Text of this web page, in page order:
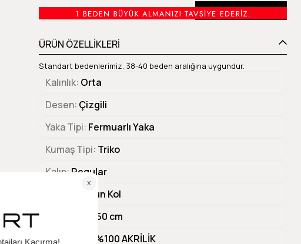
Beden Tablosu
ÜRÜN ÖZELLİKLERİ
Standart bedenlerimiz, 38-40 beden aralığına uygundur.
Kalınlık Orta
Desen Çizgili
Yaka Tipi Fermuarlı Yaka
Kumaş Tipi Triko
Kalıp Regular
Uzun Kol
60 cm
Materyal 1
%100 AKRİLİK